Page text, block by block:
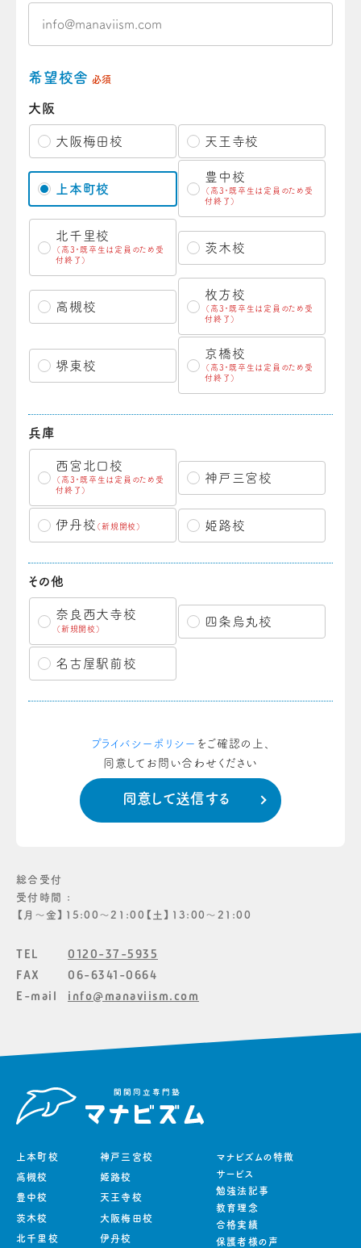
希望校舎 必須
大阪
大阪梅田校 天王寺校
上本町校
豊中校
（高3・既卒生は定員のため受
付終了）
北千里校
（高3・既卒生は定員のため受
付終了）
茨木校
高槻校
枚方校
（高3・既卒生は定員のため受
付終了）
堺東校
京橋校
（高3・既卒生は定員のため受
付終了）
兵庫
西宮北口校
（高3・既卒生は定員のため受
付終了）
神戸三宮校
伊丹校 （新規開校） 姫路校
その他
奈良西大寺校
（新規開校）
四条烏丸校
名古屋駅前校
プライバシーポリシー をご確認の上、
同意してお問い合わせください
総合受付
受付時間 :
【月〜金】15:00〜21:00【土】13:00〜21:00
TEL
0120-37-5935
FAX
06-6341-0664
E-mail
info@manaviism.com
上本町校
高槻校
豊中校
茨木校
北千里校
神戸三宮校
姫路校
天王寺校
大阪梅田校
伊丹校
マナビズムの特徴
サービス
勉強法記事
教育理念
合格実績
保護者様の声